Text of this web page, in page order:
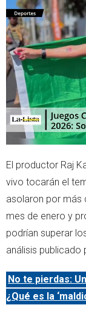
El productor Raj
vivo tocarán el
asolaron por más
mes de enero y
podrían superar
análisis publicado
No te pierdas:
¿Qué es la